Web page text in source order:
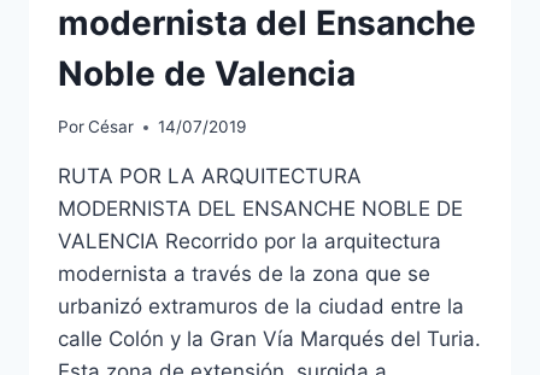
modernista del Ensanche
Noble de Valencia
PorCésar 14/07/2019
RUTA POR LA ARQUITECTURA
MODERNISTA DEL ENSANCHE NOBLE DE
VALENCIA Recorrido por la arquitectura
modernista a través de la zona que se
urbanizó extramuros de la ciudad entre la
calle Colón y la Gran Vía Marqués del Turia.